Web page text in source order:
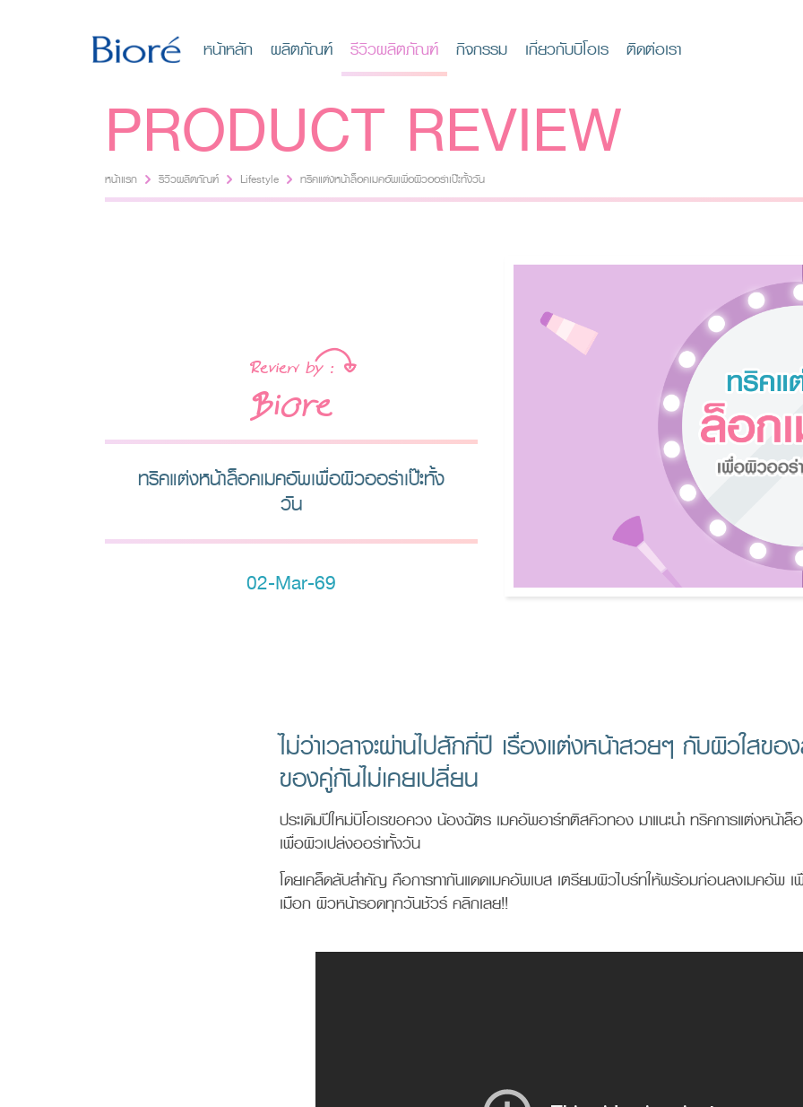
หน้าหลัก ผลิตภัณฑ์ รีวิวผลิตภัณฑ์ กิจกรรม เกี่ยวกับบิโอเร ติดต่อเรา
PRODUCT REVIEW
หน้าแรก รีวิวผลิตภัณฑ์ Lifestyle ทริคแต่งหน้าล็อคเมคอัพเพื่อผิวออร่าเป๊ะทั้งวัน
Review by :
Biore
ทริคแต่งหน้าล็อคเมคอัพเพื่อผิวออร่าเป๊ะทั้ง
วัน
02-Mar-69
ไม่ว่าเวลาจะผ่านไปสักกี่ปี เรื่องแต่งหน้าสวยๆ กับผิวใสขอ
ของคู่กันไม่เคยเปลี่ยน
ประเดิมปีใหม่บิโอเรขอควง น้องฉัตร เมคอัพอาร์ทติสคิวทอง มาแนะนำ ทริคการแต่งหน้าล็
เพื่อผิวเปล่งออร่าทั้งวัน
โดยเคล็ดลับสำคัญ คือการทากันแดดเมคอัพเบส เตรียมผิวไบร์ทให้พร้อมก่อนลงเมคอัพ เ
เมือก ผิวหน้ารอดทุกวันชัวร์ คลิกเลย!!